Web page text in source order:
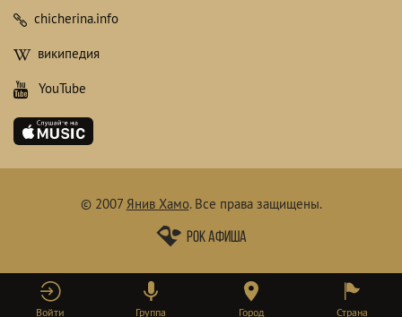
Войти Группа Город Страна
chicherina.info
википедия
YouTube
© 2007 Янив Хамо. Все права защищены.
Рок афиша